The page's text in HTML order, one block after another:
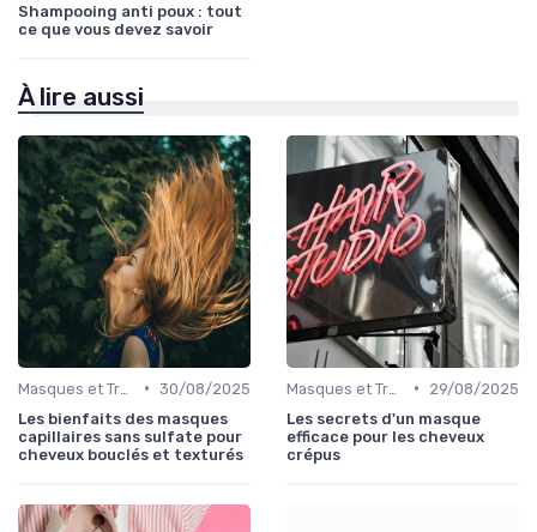
Shampooing anti poux : tout
ce que vous devez savoir
À lire aussi
• 30/08/2025
Les bienfaits des masques
capillaires sans sulfate pour
cheveux bouclés et texturés
•
29/08/2025
Les secrets d'un masque
efficace pour les cheveux
crépus